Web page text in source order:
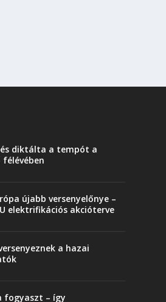
diktálta a tempót a
félévében
újabb versenyelőnye –
elektrifikációs akcióterve
a hazai
fogyaszt – így